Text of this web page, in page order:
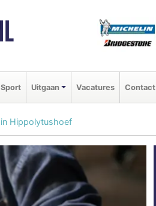
Sport Uitgaan Vacatures Contact
Hippolytushoef